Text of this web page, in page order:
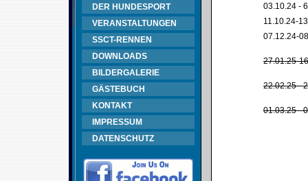
DER HUNDESPORT
VERANSTALTUNGEN
SSCT-RENNEN
DOWNLOADS
BILDERGALERIE
GÄSTEBUCH
KONTAKT
IMPRESSUM
DATENSCHUTZ
03.10.24 -
11.10.24-
07.12.24-
27.01.25-
22.02.25 -
01.03.25 -